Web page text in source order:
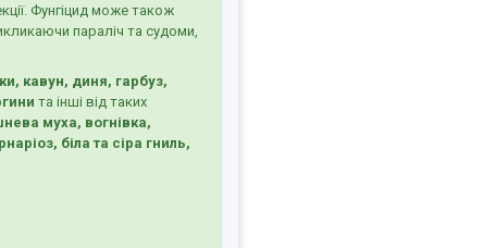
Фунгіцид може також
параліч та судоми,
кавун, диня, гарбуз,
та інші від таких
муха, вогнівка,
біла та сіра гниль,